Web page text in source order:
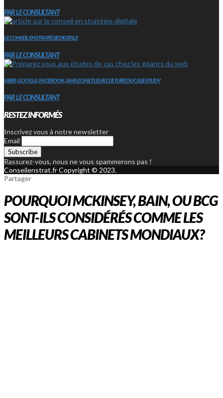
PAR LE CONSULTANT
LE CONSEIL EN STRATÉGIE DIGITALE
PAR LE CONSULTANT
UBER, GOOGLE, FACEBOOK, AMAZON ET LEUR CULTURE DU CASE STUDY
PAR LE CONSULTANT
RESTEZ INFORMÉS
Inscrivez vous à notre newsletter
Email
Rassurez-vous, nous ne vous spammerons pas !
Conseilenstrat.fr Copyright © 2023.
Partager
POURQUOI MCKINSEY, BAIN, OU BCG
SONT-ILS CONSIDÉRÉS COMME LES
MEILLEURS CABINETS MONDIAUX?